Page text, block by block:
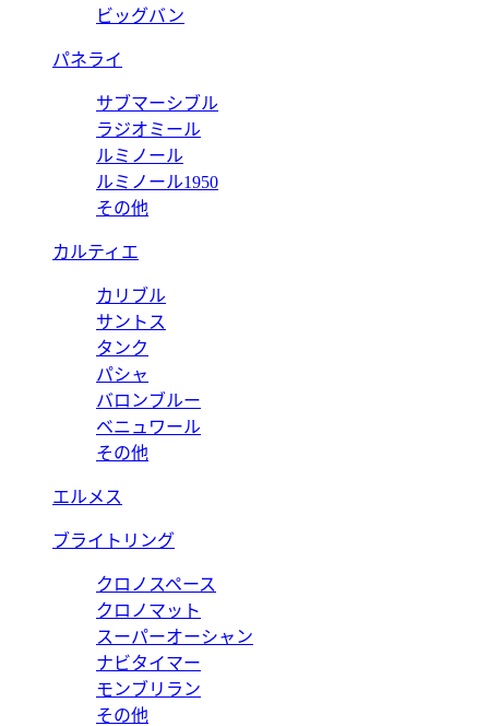
ビッグバン
パネライ
サブマーシブル
ラジオミール
ルミノール
ルミノール1950
その他
カルティエ
カリブル
サントス
タンク
パシャ
バロンブルー
ベニュワール
その他
エルメス
ブライトリング
クロノスペース
クロノマット
スーパーオーシャン
ナビタイマー
モンブリラン
その他